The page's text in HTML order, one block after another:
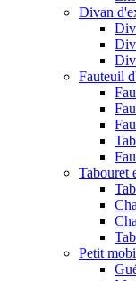
Divan
Fauteuil
Tabouret
Petit